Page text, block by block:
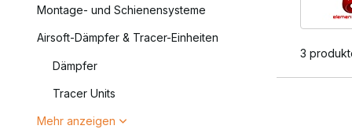
Verbessert das realistische Erlebnis deiner Replik
Erhältlich in verschiedenen Ausführungen und Längen
Verstärker werden häufig bei CQB- und Assault-
hörbare Präsenz zu erzielen.
Kompatibilität und Montage
Montage- und Schienensysteme
Airsoft-Dämpfer & Tracer-Einheiten
Dämpfer
Tracer Units
Mehr anzeigen
3